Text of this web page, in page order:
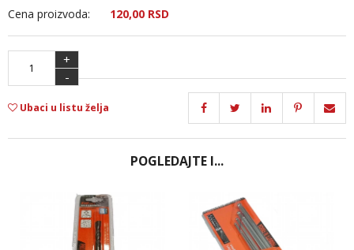
Cena proizvoda: 120,00 RSD
+
-
Ubaci u listu želja
POGLEDAJTE I...